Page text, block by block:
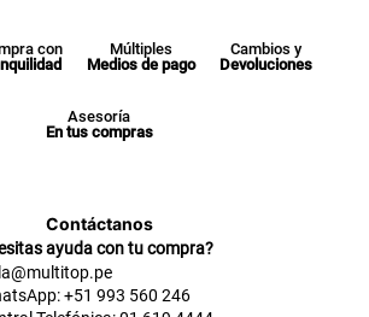
con
Múltiples
Medios de pago
Cambios y
Devoluciones
Asesoría
En tus compras
Contáctanos
ayuda con tu compra?
+51 993 560 246